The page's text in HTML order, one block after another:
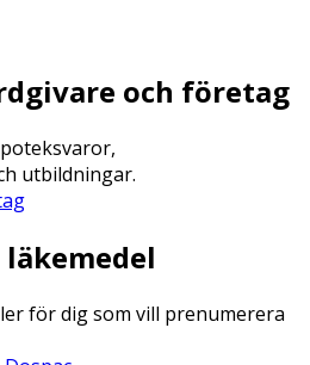
och företag
utbildningar.
för dig som vill prenumerera